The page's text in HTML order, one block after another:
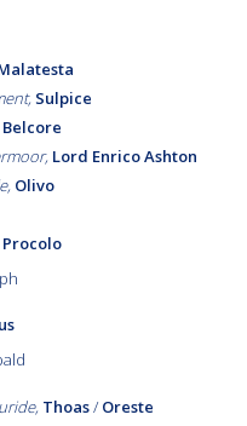
Sulpice
Belcore
Lord Enrico Ashton
Olivo
Procolo
Thoas/ Oreste